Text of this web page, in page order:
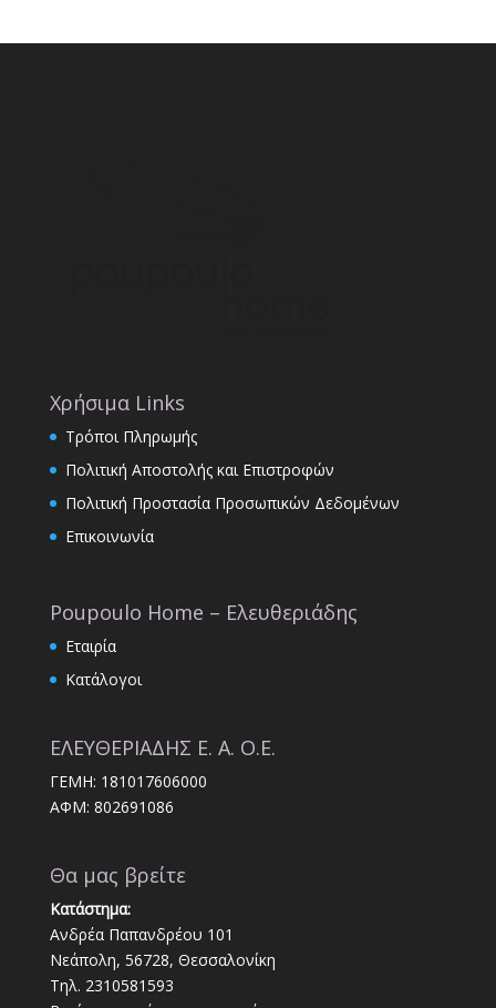
Χρήσιμα Links
Τρόποι Πληρωμής
Πολιτική Αποστολής και Επιστροφών
Πολιτική Προστασία Προσωπικών Δεδομένων
Επικοινωνία
Poupoulo Home – Ελευθεριάδης
Εταιρία
Κατάλογοι
ΕΛΕΥΘΕΡΙΑΔΗΣ Ε. Α. Ο.Ε.
ΓΕΜΗ: 181017606000
ΑΦΜ: 802691086
Θα μας βρείτε
Κατάστημα:
Ανδρέα Παπανδρέου 101
Νεάπολη, 56728, Θεσσαλονίκη
Τηλ. 2310581593